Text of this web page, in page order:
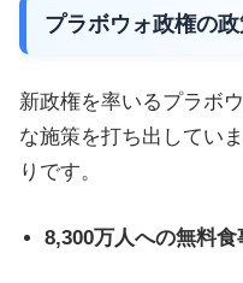
プラボウォ政権の
新政権を率いるプラボ
な施策を打ち出してい
りです。
8,300万人への無料食